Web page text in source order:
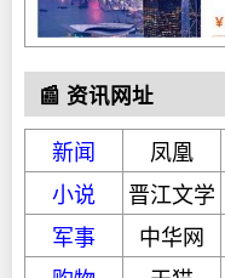
📰 资讯网址
新闻 凤凰
小说
晋江文学
军事
中华网